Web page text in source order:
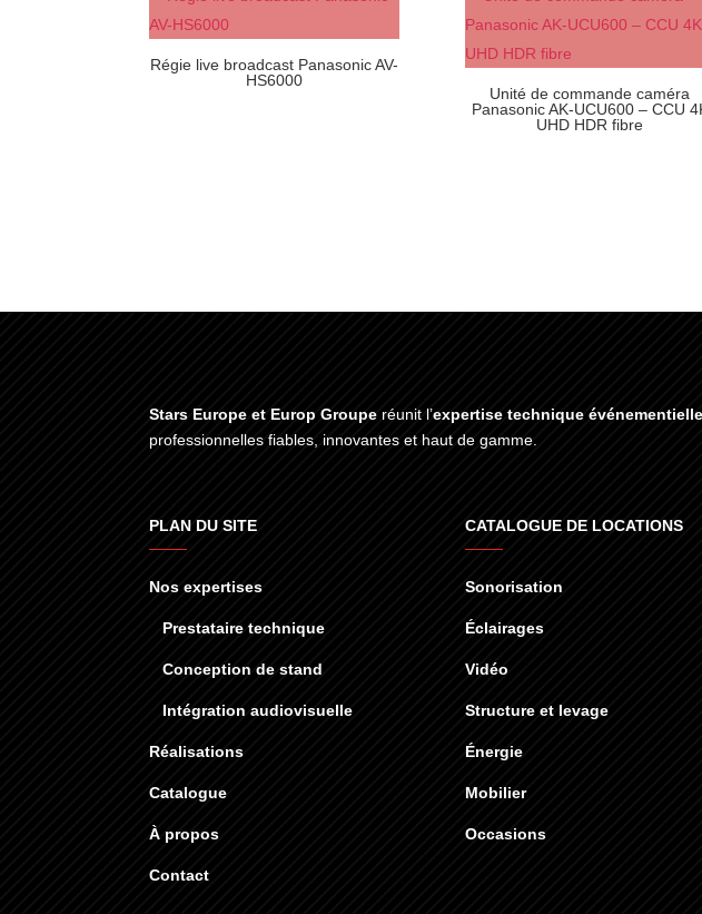
Régie live broadcast Panasonic AV-
HS6000
Unité de commande caméra
Panasonic AK-UCU600 – CCU
UHD HDR fibre
Stars Europe et Europ Groupe réunit l’expertise technique événementielle
professionnelles fiables, innovantes et haut de gamme.
PLAN DU SITE
Nos expertises
Prestataire technique
Conception de stand
Intégration audiovisuelle
Réalisations
Catalogue
À propos
Contact
CATALOGUE DE LOCATIONS
Sonorisation
Éclairages
Vidéo
Structure et levage
Énergie
Mobilier
Occasions